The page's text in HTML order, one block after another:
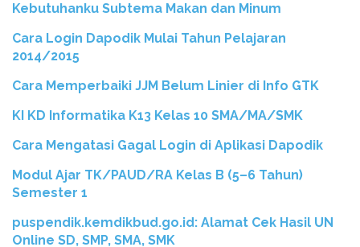
Kebutuhanku Subtema Makan dan Minum
Cara Login Dapodik Mulai Tahun Pelajaran
2014/2015
Cara Memperbaiki JJM Belum Linier di Info GTK
KI KD Informatika K13 Kelas 10 SMA/MA/SMK
Cara Mengatasi Gagal Login di Aplikasi Dapodik
Modul Ajar TK/PAUD/RA Kelas B (5–6 Tahun)
Semester 1
puspendik.kemdikbud.go.id: Alamat Cek Hasil UN
Online SD, SMP, SMA, SMK